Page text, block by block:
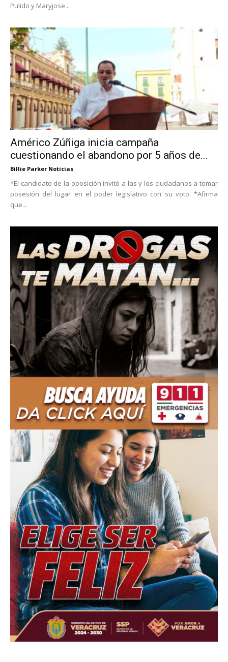
Pulido y Maryjose...
Américo Zúñiga inicia campaña
cuestionando el abandono por 5 años de...
Billie Parker Noticias
*El candidato de la oposición invitó a las y los ciudadanos a tomar
posesión del lugar en el poder legislativo con su voto. *Afirma
que...